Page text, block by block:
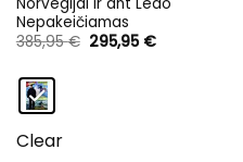
Nepakeičiamas
385,95€ Original
price
295,95 €Current
Clear